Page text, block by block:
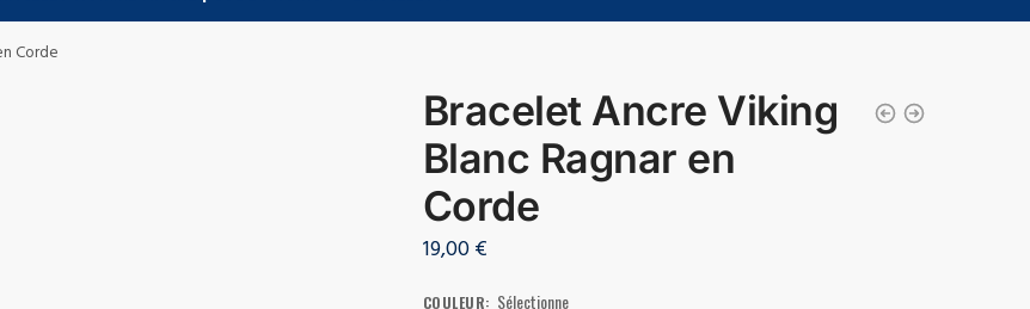
Corde
Bracelet Ancre Viking
Blanc Ragnar en
Corde
19,00€
COULEUR: Sélectionne